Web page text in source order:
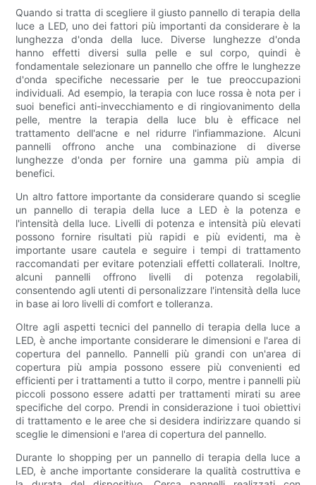
Quando si tratta di scegliere il giusto pannello di terapia della
luce a LED, uno dei fattori più importanti da considerare è la
lunghezza d'onda della luce. Diverse lunghezze d'onda
hanno effetti diversi sulla pelle e sul corpo, quindi è
fondamentale selezionare un pannello che offre le lunghezze
d'onda specifiche necessarie per le tue preoccupazioni
individuali. Ad esempio, la terapia con luce rossa è nota per i
suoi benefici anti-invecchiamento e di ringiovanimento della
pelle, mentre la terapia della luce blu è efficace nel
trattamento dell'acne e nel ridurre l'infiammazione. Alcuni
pannelli offrono anche una combinazione di diverse
lunghezze d'onda per fornire una gamma più ampia di
benefici.
Un altro fattore importante da considerare quando si sceglie
un pannello di terapia della luce a LED è la potenza e
l'intensità della luce. Livelli di potenza e intensità più elevati
possono fornire risultati più rapidi e più evidenti, ma è
importante usare cautela e seguire i tempi di trattamento
raccomandati per evitare potenziali effetti collaterali. Inoltre,
alcuni pannelli offrono livelli di potenza regolabili,
consentendo agli utenti di personalizzare l'intensità della luce
in base ai loro livelli di comfort e tolleranza.
Oltre agli aspetti tecnici del pannello di terapia della luce a
LED, è anche importante considerare le dimensioni e l'area di
copertura del pannello. Pannelli più grandi con un'area di
copertura più ampia possono essere più convenienti ed
efficienti per i trattamenti a tutto il corpo, mentre i pannelli più
piccoli possono essere adatti per trattamenti mirati su aree
specifiche del corpo. Prendi in considerazione i tuoi obiettivi
di trattamento e le aree che si desidera indirizzare quando si
sceglie le dimensioni e l'area di copertura del pannello.
Durante lo shopping per un pannello di terapia della luce a
LED, è anche importante considerare la qualità costruttiva e